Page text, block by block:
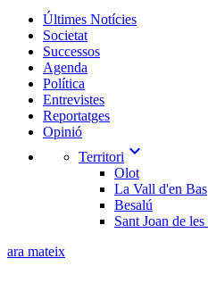
Últimes Notícies
Societat
Successos
Agenda
Política
Entrevistes
Reportatges
Opinió
Territori expand_more
Olot
La Vall d'en Bas
Besalú
Sant Joan de
ara mateix